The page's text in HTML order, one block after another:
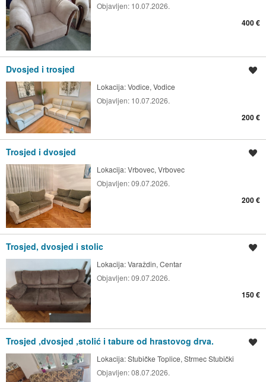
Objavljen: 10.07.2026.
400 €
Dvosjed i trosjed
Lokacija:Vodice, Vodice
Objavljen: 10.07.2026.
200 €
Trosjed i dvosjed
Lokacija:Vrbovec, Vrbovec
Objavljen:09.07.2026.
200 €
Trosjed, dvosjed i stolic
Lokacija:Varaždin, Centar
Objavljen:09.07.2026.
150 €
Trosjed ,dvosjed ,stolić i tabure od hrastovog drva.
Lokacija:Stubičke Toplice, Strmec Stubički
Objavljen:08.07.2026.